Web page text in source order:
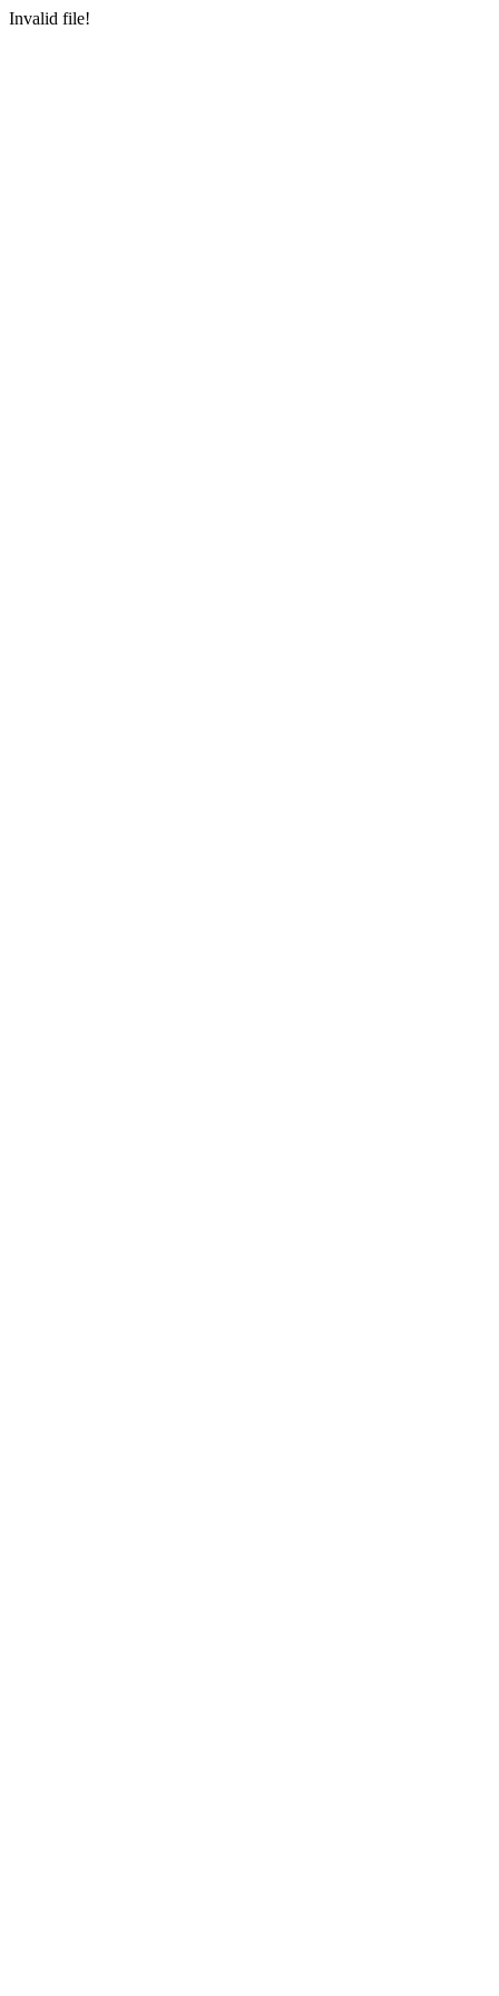
Invalid file!